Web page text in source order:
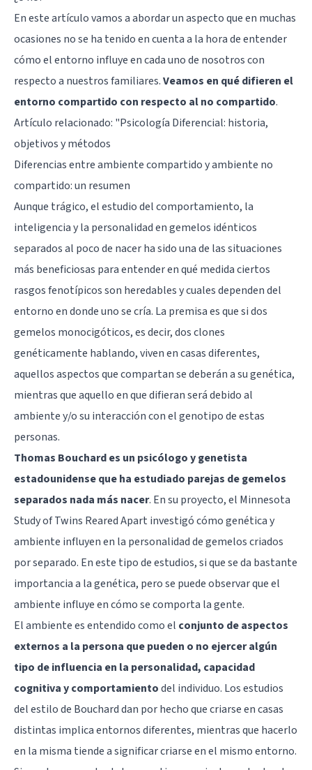
En este artículo vamos a abordar un aspecto que en muchas
ocasiones no se ha tenido en cuenta a la hora de entender
cómo el entorno influye en cada uno de nosotros con
respecto a nuestros familiares.Veamos en qué difieren el
entorno compartido con respecto al no compartido.
Artículo relacionado: "Psicología Diferencial: historia,
objetivos y métodos
Diferencias entre ambiente compartido y ambiente no
compartido: un resumen
Aunque trágico, el estudio del comportamiento, la
inteligencia y la personalidad en gemelos idénticos
separados al poco de nacer ha sido una de las situaciones
más beneficiosas para entender en qué medida ciertos
rasgos fenotípicos son heredables y cuales dependen del
entorno en donde uno se cría. La premisa es que si dos
gemelos monocigóticos, es decir, dos clones
genéticamente hablando, viven en casas diferentes,
aquellos aspectos que compartan se deberán a su genética,
mientras que aquello en que difieran será debido al
ambiente y/o su interacción con el genotipo de estas
personas.
Thomas Bouchard es un psicólogo y genetista
estadounidense que ha estudiado parejas de gemelos
separados nada más nacer. En su proyecto, el Minnesota
Study of Twins Reared Apart investigó cómo genética y
ambiente influyen en la personalidad de gemelos criados
por separado. En este tipo de estudios, si que se da bastante
importancia a la genética, pero se puede observar que el
ambiente influye en cómo se comporta la gente.
El ambiente es entendido como el conjunto de aspectos
externos a la persona que pueden o no ejercer algún
tipo de influencia en la personalidad, capacidad
cognitiva y comportamientodel individuo. Los estudios
del estilo de Bouchard dan por hecho que criarse en casas
distintas implica entornos diferentes, mientras que hacerlo
en la misma tiende a significar criarse en el mismo entorno.